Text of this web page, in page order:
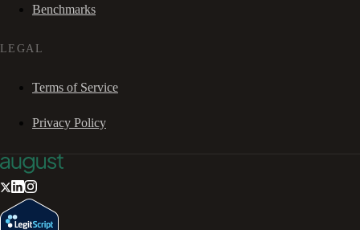
Benchmarks
LEGAL
Terms of Service
Privacy Policy